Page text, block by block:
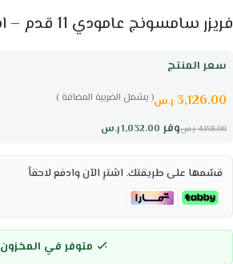
فريزر سامسونج عامودي 11 قدم – انفرتر – فضي
سعر المنتج
( يشمل الضريبة المضافة ) 3,126.00 ر.س
وفر 1,032.00ر.س 4,158.00 ر.س
قسّمها على طريقتك. اشترِ الآن وادفع لاحقاً
متوفر في المخزون